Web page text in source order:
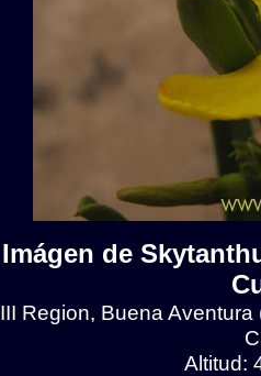
Imágen de
III Region, Buena
Altitud: